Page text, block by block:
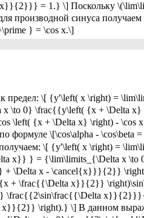
= 1.} \] Поскольку
синуса получаем
} = \cos x.\]
предел: \[ {y'\left( x \right) =
0} \frac{{y\left( {x + \Delta x}
\left( {x + \Delta x} \right) -
формуле \[\cos\alpha - \cos\beta
\[ {y'\left( x \right) =
x}} } = {\lim\limits_{\Delta x \to
+ \Delta x - \cancel{x}}}{2}}
+ \frac{{\Delta x}}{2}}
\frac{{2\sin\frac{{\Delta
\right).} \] В данном